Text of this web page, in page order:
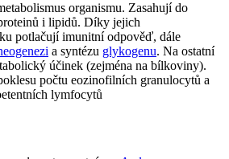
organismu. Zasahují do
i lipidů. Díky jejich
potlačují imunitní odpověď, dále
a syntézu glykogenu. Na ostatní
účinek (zejména na bílkoviny).
počtu eozinofilních granulocytů a
lymfocytů